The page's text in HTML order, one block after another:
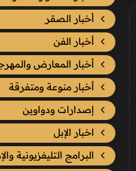
أخبار الصقر
أخبار الفن
أخبار المعارض
أخبار منوعة ومتفرقة
إصدارات ودواوين
اخبار الإبل
البرامج التليفزيونية